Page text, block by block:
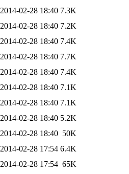
2014-02-28 18:40 7.3K
2014-02-28 18:40 7.2K
2014-02-28 18:40 7.4K
2014-02-28 18:40 7.7K
2014-02-28 18:40 7.4K
2014-02-28 18:40 7.1K
2014-02-28 18:40 7.1K
2014-02-28 18:40 5.2K
2014-02-28 18:40 50K
2014-02-28 17:54 6.4K
2014-02-28 17:54 65K